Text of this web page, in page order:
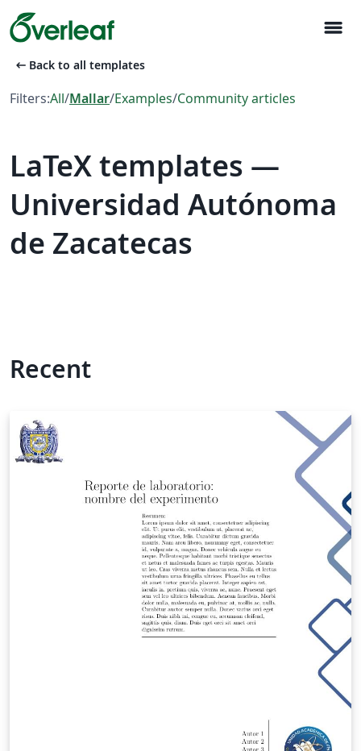
menu
arrow_left_alt Back to all templates
Filters:All/Mallar/Examples/Community articles
LaTeX templates —
Universidad Autónoma
de Zacatecas
Recent